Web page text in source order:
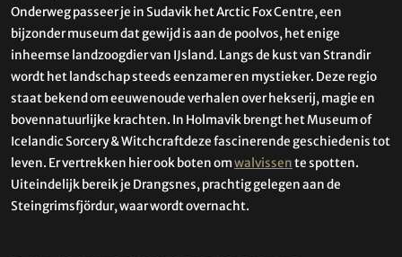
Onderweg passeer je in Sudavik het Arctic Fox Centre, een
bijzonder museum dat gewijd is aan de poolvos, het enige
inheemse landzoogdier van IJsland. Langs de kust van Strandir
wordt het landschap steeds eenzamer en mystieker. Deze regio
staat bekend om eeuwenoude verhalen over hekserij, magie en
bovennatuurlijke krachten. In Holmavik brengt het Museum of
Icelandic Sorcery & Witchcraftdeze fascinerende geschiedenis tot
leven. Er vertrekken hier ook boten omwalvissente spotten.
Uiteindelijk bereik je Drangsnes, prachtig gelegen aan de
Steingrimsfjördur, waar wordt overnacht.